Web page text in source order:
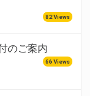
82 Views
のご案内
66 Views